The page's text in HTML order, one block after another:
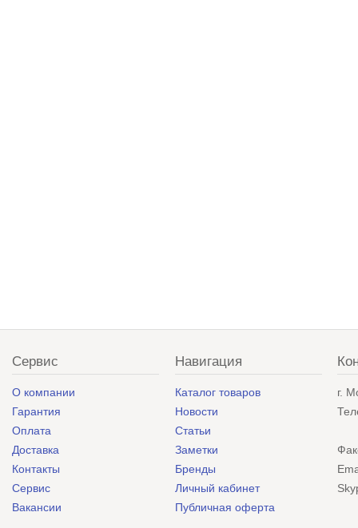
Сервис
О компании
Гарантия
Оплата
Доставка
Контакты
Сервис
Вакансии
Навигация
Каталог товаров
Новости
Статьи
Заметки
Бренды
Личный кабинет
Публичная оферта
г.